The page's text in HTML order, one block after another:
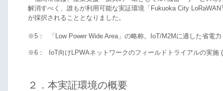
解消すべく、誰もが利用可能な実証環境「Fukuoka City
が採択されることとなりました。
※5： 「Low Power Wide Area」の略称。IoT/M2Mに適した省電
※6： IoT向けLPWAネットワークのフィールドトライアルの実施 (
２．本実証環境の概要